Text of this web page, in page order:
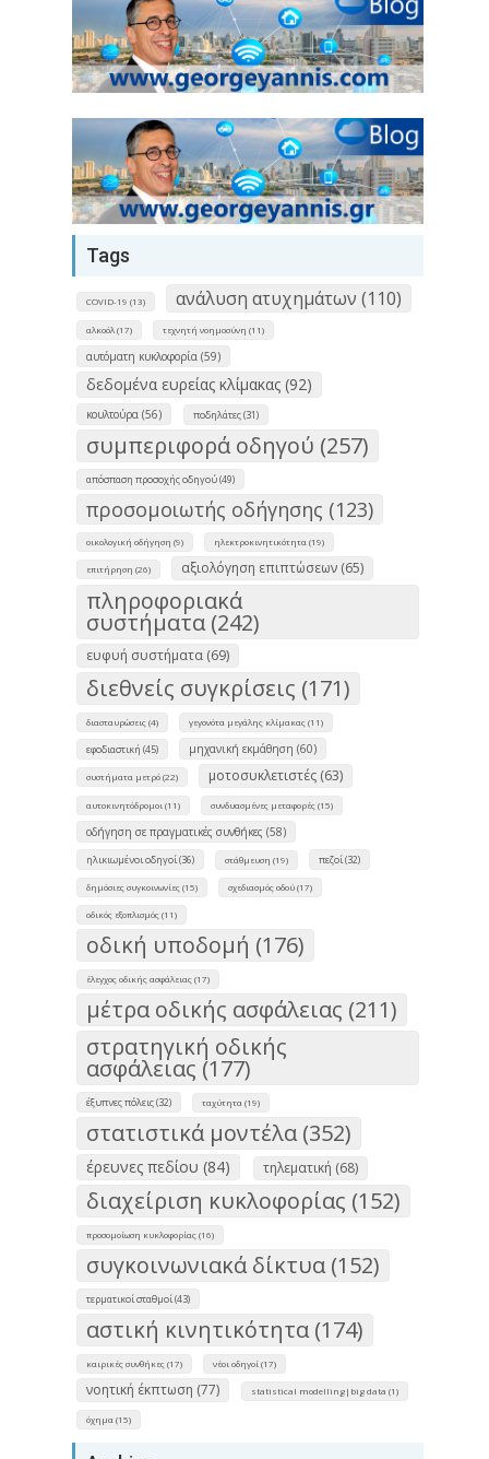
Tags
COVID-19 (13) ανάλυση ατυχημάτων (110)
αλκοόλ (17) τεχνητή νοημοσύνη (11)
αυτόματη κυκλοφορία (59)
δεδομένα ευρείας κλίμακας (92)
κουλτούρα (56) ποδηλάτες (31)
συμπεριφορά οδηγού (257)
απόσπαση προσοχής οδηγού (49)
προσομοιωτής οδήγησης (123)
οικολογική οδήγηση (9) ηλεκτροκινητικότητα (19)
επιτήρηση (26) αξιολόγηση επιπτώσεων (65)
πληροφοριακά
συστήματα (242)
ευφυή συστήματα (69)
διεθνείς συγκρίσεις (171)
διασταυρώσεις (4) γεγονότα μεγάλης κλίμακας (11)
εφοδιαστική (45) μηχανική εκμάθηση (60)
συστήματα μετρό (22) μοτοσυκλετιστές (63)
αυτοκινητόδρομοι (11) συνδυασμένες μεταφορές (15)
οδήγηση σε πραγματικές συνθήκες (58)
ηλικιωμένοι οδηγοί (36) στάθμευση (19) πεζοί (32)
δημόσιες συγκοινωνίες (15) σχεδιασμός οδού (17)
οδικός εξοπλισμός (11)
οδική υποδομή (176)
έλεγχος οδικής ασφάλειας (17)
μέτρα οδικής ασφάλειας (211)
στρατηγική οδικής
ασφάλειας (177)
έξυπνες πόλεις (32) ταχύτητα (19)
στατιστικά μοντέλα (352)
έρευνες πεδίου (84) τηλεματική (68)
διαχείριση κυκλοφορίας (152)
προσομοίωση κυκλοφορίας (16)
συγκοινωνιακά δίκτυα (152)
τερματικοί σταθμοί (43)
αστική κινητικότητα (174)
καιρικές συνθήκες (17) νέοι οδηγοί (17)
νοητική έκπτωση (77) statistical modelling|big data (1)
όχημα (15)